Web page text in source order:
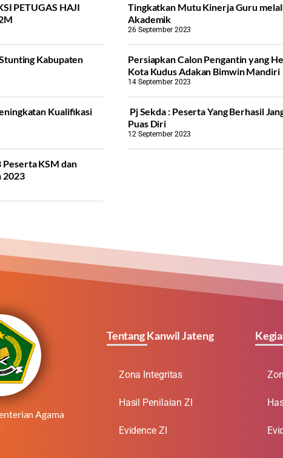
PETUGAS HAJI
Tingkatkan Mutu Kinerja Guru
Akademik
26 September 2023
Kabupaten
Persiapkan Calon Pengantin yang
Kota Kudus Adakan Bimwin Mandiri
14 September 2023
Kualifikasi
Pj Sekda : Peserta Yang Berhasil
Puas Diri
12 September 2023
Peserta KSM dan
2023
Agama
Tentang Kanwil Jateng
Zona Integritas
Hasil Penilaian ZI
Evidence ZI